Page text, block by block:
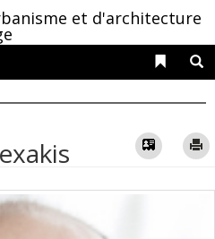
et d'architecture
Liens
Vcard